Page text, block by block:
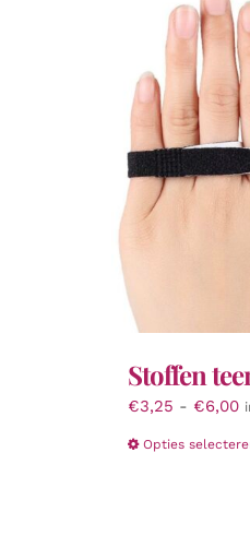
Stoffen
€3,25 - €6,00
Opties